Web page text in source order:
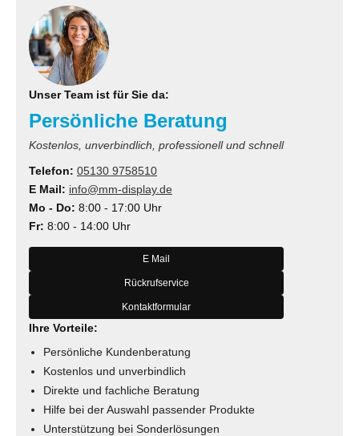
Unser Team ist für Sie da:
Persönliche Beratung
Kostenlos, unverbindlich, professionell und schnell
Telefon: 05130 9758510
E Mail: info@mm-display.de
Mo - Do: 8:00 - 17:00 Uhr
Fr: 8:00 - 14:00 Uhr
E Mail
Rückrufservice
Kontaktformular
Ihre Vorteile:
Persönliche Kundenberatung
Kostenlos und unverbindlich
Direkte und fachliche Beratung
Hilfe bei der Auswahl passender Produkte
Unterstützung bei Sonderlösungen